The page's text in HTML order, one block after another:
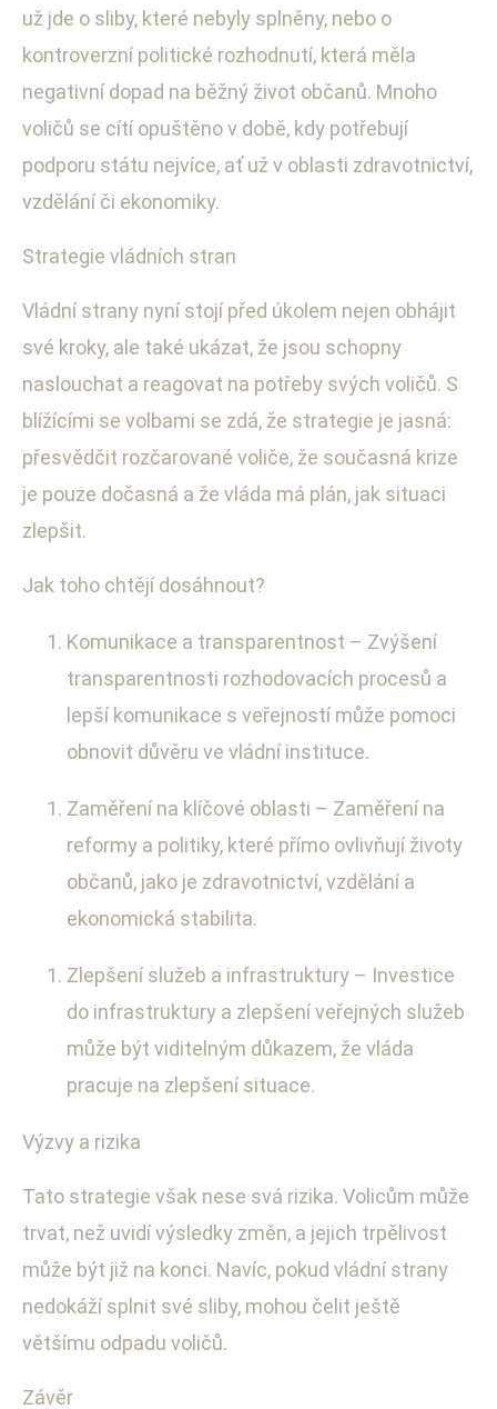
už jde o sliby, které nebyly splněny, nebo o
kontroverzní politické rozhodnutí, která měla
negativní dopad na běžný život občanů. Mnoho
voličů se cítí opuštěno v době, kdy potřebují
podporu státu nejvíce, ať už v oblasti zdravotnictví,
vzdělání či ekonomiky.
Strategie vládních stran
Vládní strany nyní stojí před úkolem nejen obhájit
své kroky, ale také ukázat, že jsou schopny
naslouchat a reagovat na potřeby svých voličů. S
blížícími se volbami se zdá, že strategie je jasná:
přesvědčit rozčarované voliče, že současná krize
je pouze dočasná a že vláda má plán, jak situaci
zlepšit.
Jak toho chtějí dosáhnout?
Komunikace a transparentnost – Zvýšení
transparentnosti rozhodovacích procesů a
lepší komunikace s veřejností může pomoci
obnovit důvěru ve vládní instituce.
Zaměření na klíčové oblasti – Zaměření na
reformy a politiky, které přímo ovlivňují životy
občanů, jako je zdravotnictví, vzdělání a
ekonomická stabilita.
Zlepšení služeb a infrastruktury – Investice
do infrastruktury a zlepšení veřejných služeb
může být viditelným důkazem, že vláda
pracuje na zlepšení situace.
Výzvy a rizika
Tato strategie však nese svá rizika. Volicům může
trvat, než uvidí výsledky změn, a jejich trpělivost
může být již na konci. Navíc, pokud vládní strany
nedokáží splnit své sliby, mohou čelit ještě
většímu odpadu voličů.
Závěr